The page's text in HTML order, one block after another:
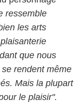
ressemble
les arts
que nous
rendent même
Mais la plupart
le plaisir".